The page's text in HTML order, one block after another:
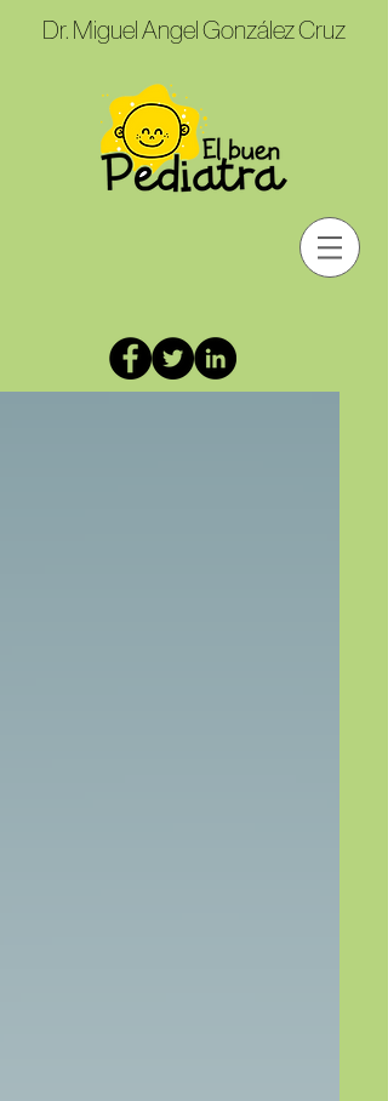
Dr. Miguel Angel González Cruz